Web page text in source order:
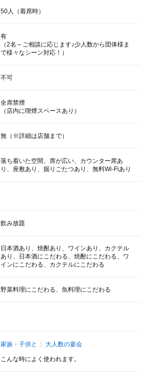
50人（着席時）
有
（2名～ご相談に応じます♪少人数から団体様ま
で様々なシーン対応！）
不可
全席禁煙
（店内に喫煙スペースあり）
無（※詳細は店舗まで）
落ち着いた空間、席が広い、カウンター席あ
り、座敷あり、掘りごたつあり、無料Wi-Fiあり
飲み放題
日本酒あり、焼酎あり、ワインあり、カクテル
あり、日本酒にこだわる、焼酎にこだわる、ワ
インにこだわる、カクテルにこだわる
野菜料理にこだわる、魚料理にこだわる
家族・子供と 大人数の宴会
こんな時によく使われます。